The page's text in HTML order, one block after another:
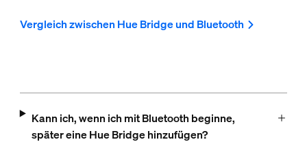
Vergleich zwischen Hue Bridge und Bluetooth
Kann ich, wenn ich mit Bluetooth beginne,
später eine Hue Bridge hinzufügen?